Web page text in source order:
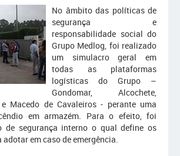
No âmbito das políticas de
segurança e
responsabilidade social do
Grupo Medlog, foi realizado
um simulacro geral em
todas as plataformas
logísticas do Grupo –
Gondomar, Alcochete,
Macedo de Cavaleiros - perante uma
em armazém. Para o efeito, foi
de segurança interno o qual define os
em caso de emergência.